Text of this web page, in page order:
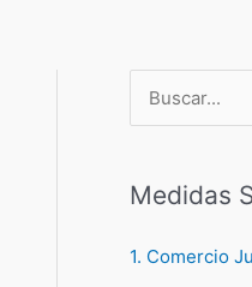
u
c
r
Medidas
1. Comercio